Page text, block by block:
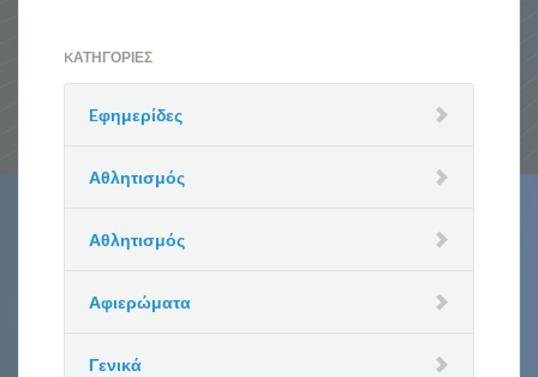
KΑΤΗΓΟΡΊΕΣ
Eφημερίδες
Αθλητισμός
Αθλητισμός
Αφιερώματα
Γενικά